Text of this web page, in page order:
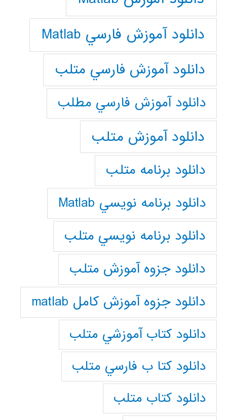
دانلود آموزش فارسي Matlab
دانلود آموزش فارسي متلب
دانلود آموزش فارسي مطلب
دانلود آموزش متلب
دانلود برنامه متلب
دانلود برنامه نويسي Matlab
دانلود برنامه نويسي متلب
دانلود جزوه آموزش متلب
دانلود جزوه آموزش کامل matlab
دانلود كتاب آموزشي متلب
دانلود كتا ب فارسي متلب
دانلود كتاب متلب